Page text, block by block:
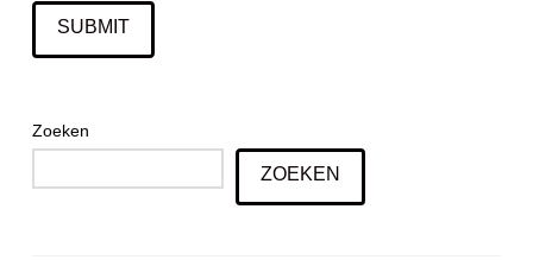
Zoeken
ZOEKEN